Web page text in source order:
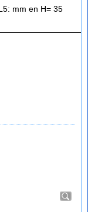
mm en H= 35